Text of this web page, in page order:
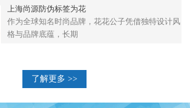
上海尚源防伪标签为花
作为全球知名时尚品牌，花花公子凭借独特设计风
格与品牌底蕴，长期
了解更多 >>